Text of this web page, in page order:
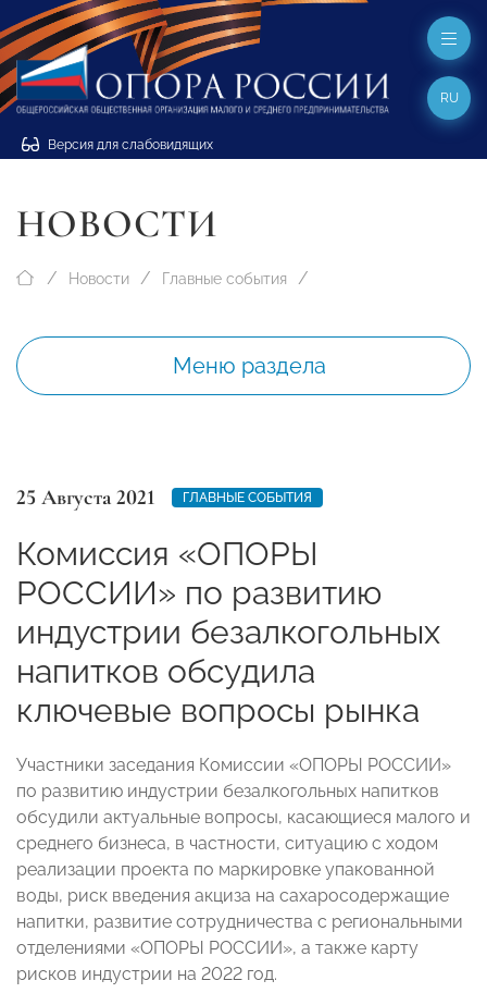
Версия для слабовидящих
RU
НОВОСТИ
Новости Главные события
Меню раздела
25 Августа 2021 ГЛАВНЫЕ СОБЫТИЯ
Комиссия «ОПОРЫ
РОССИИ» по развитию
индустрии безалкогольных
напитков обсудила
ключевые вопросы рынка
Участники заседания Комиссии «ОПОРЫ РОССИИ»
по развитию индустрии безалкогольных напитков
обсудили актуальные вопросы, касающиеся малого и
среднего бизнеса, в частности, ситуацию с ходом
реализации проекта по маркировке упакованной
воды, риск введения акциза на сахаросодержащие
напитки, развитие сотрудничества с региональными
отделениями «ОПОРЫ РОССИИ», а также карту
рисков индустрии на 2022 год.